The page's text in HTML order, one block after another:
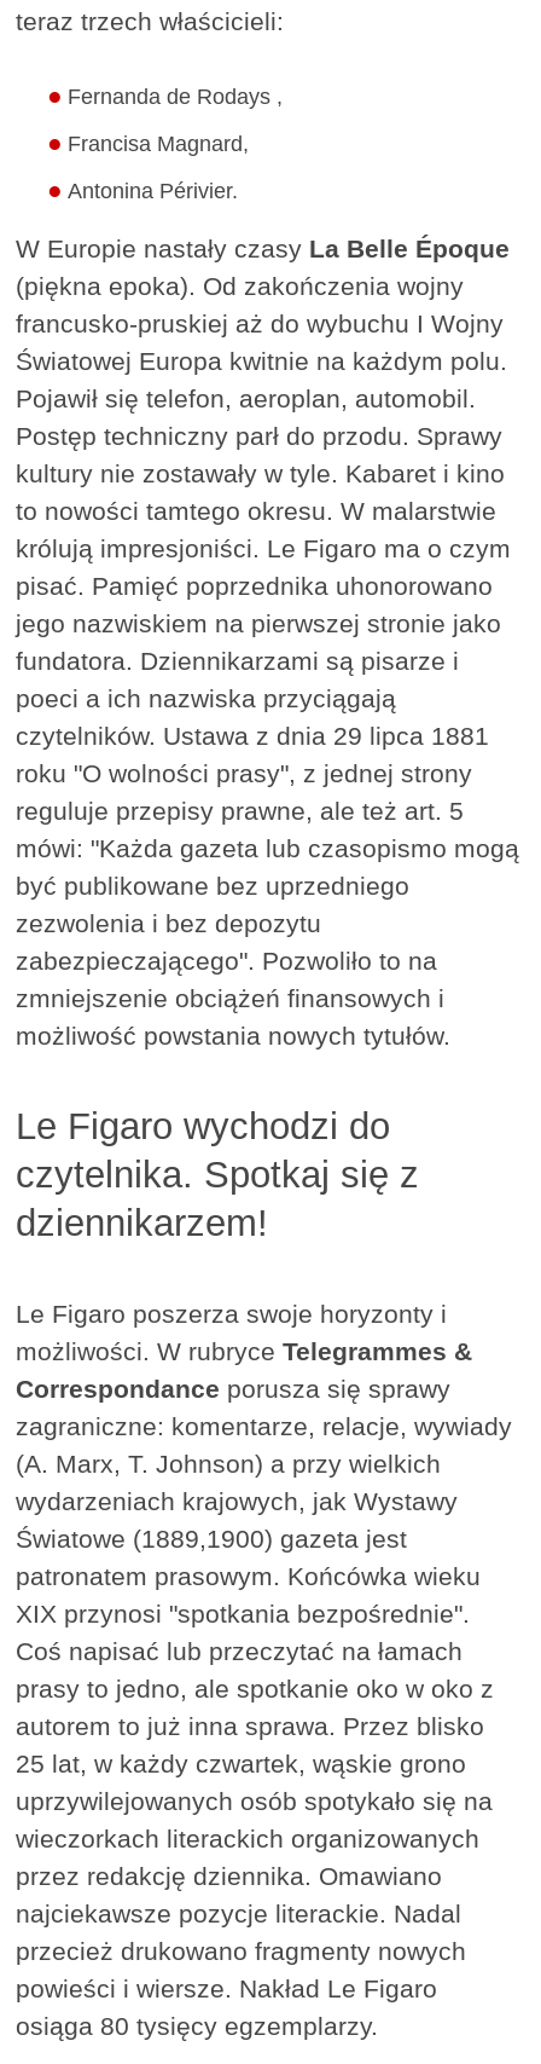
teraz trzech właścicieli:
Fernanda de Rodays ,
Francisa Magnard,
Antonina Périvier.
W Europie nastały czasy La Belle Époque
(piękna epoka). Od zakończenia wojny
francusko-pruskiej aż do wybuchu I Wojny
Światowej Europa kwitnie na każdym polu.
Pojawił się telefon, aeroplan, automobil.
Postęp techniczny parł do przodu. Sprawy
kultury nie zostawały w tyle. Kabaret i kino
to nowości tamtego okresu. W malarstwie
królują impresjoniści. Le Figaro ma o czym
pisać. Pamięć poprzednika uhonorowano
jego nazwiskiem na pierwszej stronie jako
fundatora. Dziennikarzami są pisarze i
poeci a ich nazwiska przyciągają
czytelników. Ustawa z dnia 29 lipca 1881
roku "O wolności prasy", z jednej strony
reguluje przepisy prawne, ale też art. 5
mówi: "Każda gazeta lub czasopismo mogą
być publikowane bez uprzedniego
zezwolenia i bez depozytu
zabezpieczającego". Pozwoliło to na
zmniejszenie obciążeń finansowych i
możliwość powstania nowych tytułów.
Le Figaro wychodzi do
czytelnika. Spotkaj się z
dziennikarzem!
Le Figaro poszerza swoje horyzonty i
możliwości. W rubryceTelegrammes &
Correspondance porusza się sprawy
zagraniczne: komentarze, relacje, wywiady
(A. Marx, T. Johnson) a przy wielkich
wydarzeniach krajowych, jak Wystawy
Światowe (1889,1900) gazeta jest
patronatem prasowym. Końcówka wieku
XIX przynosi "spotkania bezpośrednie".
Coś napisać lub przeczytać na łamach
prasy to jedno, ale spotkanie oko w oko z
autorem to już inna sprawa. Przez blisko
25 lat, w każdy czwartek, wąskie grono
uprzywilejowanych osób spotykało się na
wieczorkach literackich organizowanych
przez redakcję dziennika. Omawiano
najciekawsze pozycje literackie. Nadal
przecież drukowano fragmenty nowych
powieści i wiersze. Nakład Le Figaro
osiąga 80 tysięcy egzemplarzy.